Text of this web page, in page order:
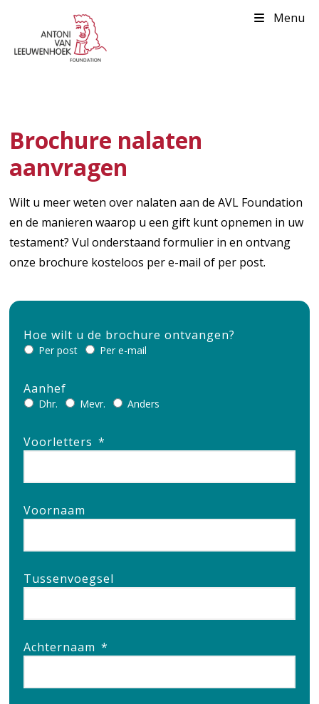
Menu
Brochure nalaten
aanvragen
Wilt u meer weten over nalaten aan de AVL Foundation
en de manieren waarop u een gift kunt opnemen in uw
testament? Vul onderstaand formulier in en ontvang
onze brochure kosteloos per e-mail of per post.
Hoe wilt u de brochure ontvangen?
Per post Per e-mail
Aanhef
Dhr. Mevr. Anders
Voorletters *
Voornaam
Tussenvoegsel
Achternaam *